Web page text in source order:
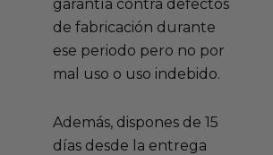
garantía contra defectos
de fabricación durante
ese periodo pero no por
mal uso o uso indebido.
Además, dispones de 15
días desde la entrega